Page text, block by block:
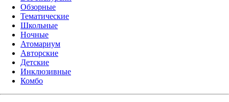
Обзорные
Тематические
Школьные
Ночные
Атомариум
Авторские
Детские
Инклюзивные
Комбо